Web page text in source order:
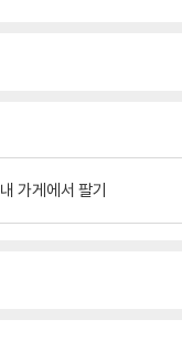
내 가게에서 팔기